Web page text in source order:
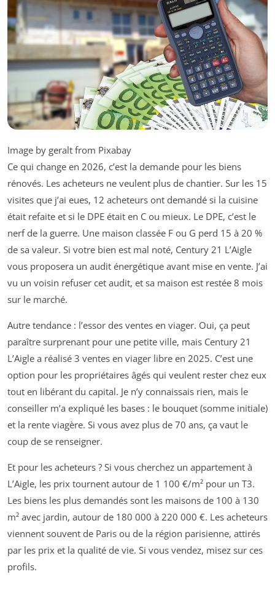
Image by geralt from Pixabay
Ce qui change en 2026, c’est la demande pour les biens
rénovés. Les acheteurs ne veulent plus de chantier. Sur les 15
visites que j’ai eues, 12 acheteurs ont demandé si la cuisine
était refaite et si le DPE était en C ou mieux. Le DPE, c’est le
nerf de la guerre. Une maison classée F ou G perd 15 à 20 %
de sa valeur. Si votre bien est mal noté, Century 21 L’Aigle
vous proposera un audit énergétique avant mise en vente. J’ai
vu un voisin refuser cet audit, et sa maison est restée 8 mois
sur le marché.
Autre tendance : l’essor des ventes en viager. Oui, ça peut
paraître surprenant pour une petite ville, mais Century 21
L’Aigle a réalisé 3 ventes en viager libre en 2025. C’est une
option pour les propriétaires âgés qui veulent rester chez eux
tout en libérant du capital. Je n’y connaissais rien, mais le
conseiller m’a expliqué les bases : le bouquet (somme initiale)
et la rente viagère. Si vous avez plus de 70 ans, ça vaut le
coup de se renseigner.
Et pour les acheteurs ? Si vous cherchez un appartement à
L’Aigle, les prix tournent autour de 1 100 €/m² pour un T3.
Les biens les plus demandés sont les maisons de 100 à 130
m² avec jardin, autour de 180 000 à 220 000 €. Les acheteurs
viennent souvent de Paris ou de la région parisienne, attirés
par les prix et la qualité de vie. Si vous vendez, misez sur ces
profils.